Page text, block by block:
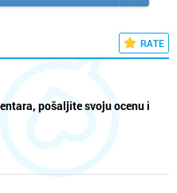
RATE
pošaljite svoju ocenu i